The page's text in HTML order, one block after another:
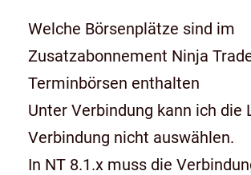
Welche Börsenplätze sind im
Zusatzabonnement Ninja
Terminbörsen enthalten
Unter Verbindung kann ich die
Verbindung nicht auswählen.
In NT 8.1.x muss die